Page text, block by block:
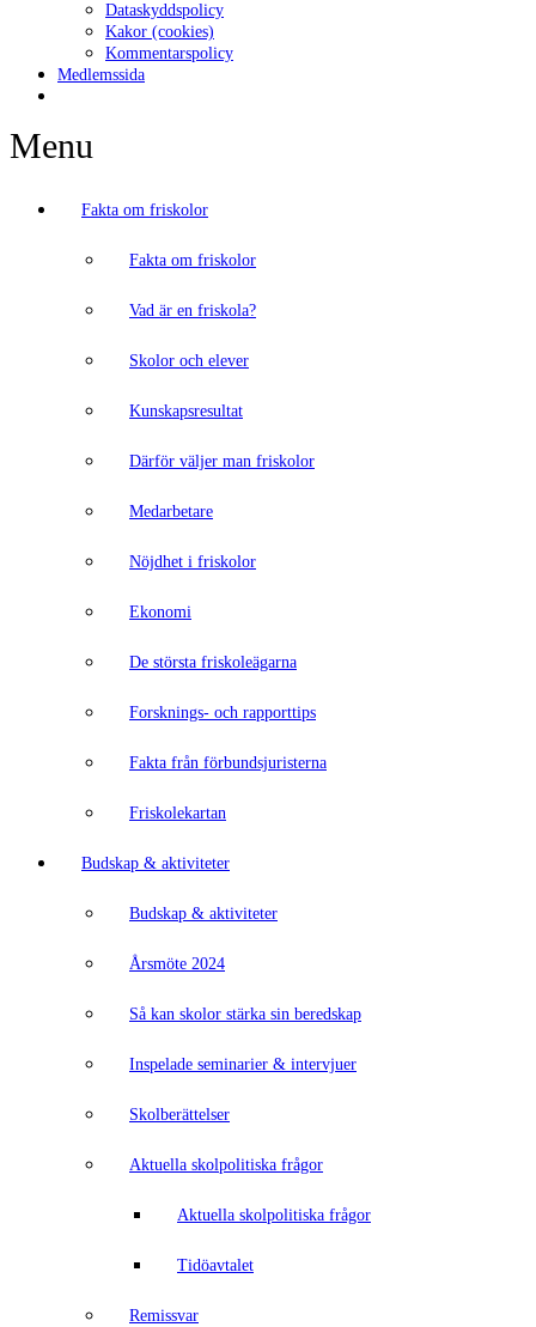
Dataskyddspolicy
Kakor (cookies)
Kommentarspolicy
Medlemssida
Menu
Fakta om friskolor
Fakta om friskolor
Vad är en friskola?
Skolor och elever
Kunskapsresultat
Därför väljer man friskolor
Medarbetare
Nöjdhet i friskolor
Ekonomi
De största friskoleägarna
Forsknings- och rapporttips
Fakta från förbundsjuristerna
Friskolekartan
Budskap & aktiviteter
Budskap & aktiviteter
Årsmöte 2024
Så kan skolor stärka sin beredskap
Inspelade seminarier & intervjuer
Skolberättelser
Aktuella skolpolitiska frågor
Aktuella skolpolitiska frågor
Tidöavtalet
Remissvar